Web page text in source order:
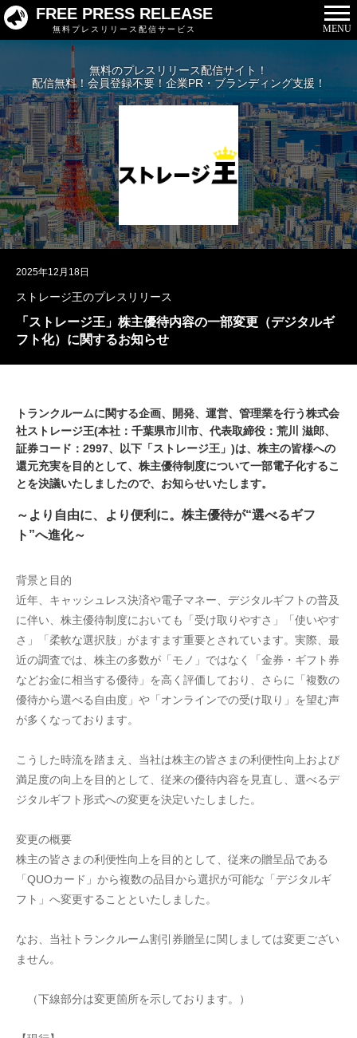
FREE PRESS RELEASE
無料プレスリリース配信サービス MENU
無料のプレスリリース配信サイト！
配信無料！会員登録不要！企業PR・ブランディング支援！
2025年12月18日
ストレージ王のプレスリリース
「ストレージ王」株主優待内容の一部変更（デジタルギ
フト化）に関するお知らせ
トランクルームに関する企画、開発、運営、管理業を行う株式会
社ストレージ王(本社：千葉県市川市、代表取締役：荒川 滋郎、
証券コード：2997、以下「ストレージ王」)は、株主の皆様への
還元充実を目的として、株主優待制度について一部電子化するこ
とを決議いたしましたので、お知らせいたします。
～より自由に、より便利に。株主優待が“選べるギフ
ト”へ進化～
背景と目的
近年、キャッシュレス決済や電子マネー、デジタルギフトの普及
に伴い、株主優待制度においても「受け取りやすさ」「使いやす
さ」「柔軟な選択肢」がますます重要とされています。実際、最
近の調査では、株主の多数が「モノ」ではなく「金券・ギフト券
などお金に相当する優待」を高く評価しており、さらに「複数の
優待から選べる自由度」や「オンラインでの受け取り」を望む声
が多くなっております。
こうした時流を踏まえ、当社は株主の皆さまの利便性向上および
満足度の向上を目的として、従来の優待内容を見直し、選べるデ
ジタルギフト形式への変更を決定いたしました。
変更の概要
株主の皆さまの利便性向上を目的として、従来の贈呈品である
「QUOカード」から複数の品目から選択が可能な「デジタルギ
フト」へ変更することといたしました。
なお、当社トランクルーム割引券贈呈に関しましては変更ござい
ません。
（下線部分は変更箇所を示しております。）